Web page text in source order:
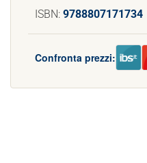
ISBN: 9788807171734
Confronta prezzi: